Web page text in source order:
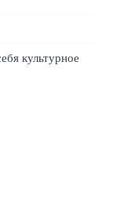
культурное